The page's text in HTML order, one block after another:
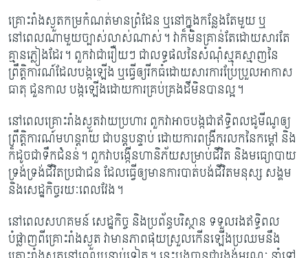
គ្រោះរាំងស្ងួតកម្រកំណត់មានព្រំដែន ឬនៅក្នុងកន្លែងតែមួយ ឬ
នៅពេលណាមួយច្បាស់​លាស់​ណាស់។ វាក៏មិនគ្រាន់តែដោយសារតែ
គ្មានភ្លៀងដែរ។ ពួកវាជារឿយៗ ជាលទ្ធផលនៃ​សំណុំ​ស្មុគស្មាញនៃ
ព្រឹត្តិការណ៍ដែលបង្កឡើង ឬធ្វើឲ្យរីកធំដោយសារ​ការប្រែប្រួល​អាកាស​
ធាតុ ជួនកាល បង្កឡើងដោយការគ្រប់គ្រងដីមិន​បានល្អ។
នៅពេលគ្រោះរាំងស្ងួតវាយប្រហារ ពួកវាអាចបង្កជាឥទ្ធិពលដូមីណូឲ្យ
ព្រឹត្តិការណ៍មហន្តរាយ ជាបន្តបន្ទាប់ ដោយការពង្រីករលកនៃកម្តៅ និង
ក៏ដូចជាទឹកជំនន់។ ពួកវាបង្កើនហានិភ័យ​សម្រាប់​ជីវិត និងមធ្យោបាយ
ទ្រង់ទ្រង់ជីវិតប្រជាជន ដែលធ្វើឲ្យមានការបាត់បង់ជីវិតមនុស្ស សង្គម
និងសេដ្ឋកិច្ចរយៈពេលវែង។
នៅពេលសហគមន៍ សេដ្ឋកិច្ច និងប្រព័ន្ធបរិស្ថាន ទទួលរងឥទ្ធិពល
បំផ្លាញពីគ្រោះរាំងស្ងួត វាមានភាព​ផុយស្រួលកើនឡើងប្រឈមនឹង